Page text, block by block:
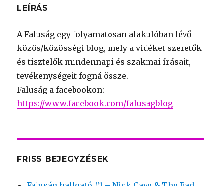
LEÍRÁS
A Faluság egy folyamatosan alakulóban lévő
közös/közösségi blog, mely a vidéket szeretők
és tisztelők mindennapi és szakmai írásait,
tevékenységeit fogná össze.
Faluság a facebookon:
https://www.facebook.com/falusagblog
FRISS BEJEGYZÉSEK